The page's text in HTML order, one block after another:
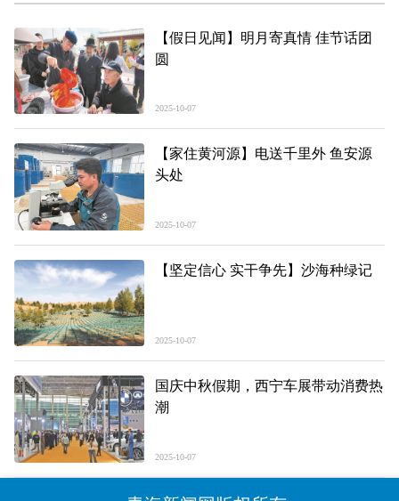
【假日见闻】明月寄真情 佳节话团
圆
2025-10-07
【家住黄河源】电送千里外 鱼安源
头处
2025-10-07
【坚定信心 实干争先】沙海种绿记
2025-10-07
国庆中秋假期，西宁车展带动消费热
潮
2025-10-07